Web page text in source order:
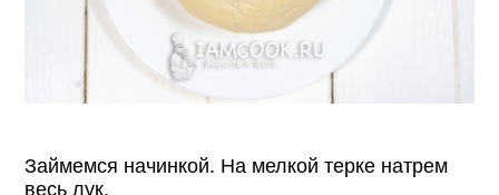
Займемся начинкой. На мелкой терке натрем
весь лук.